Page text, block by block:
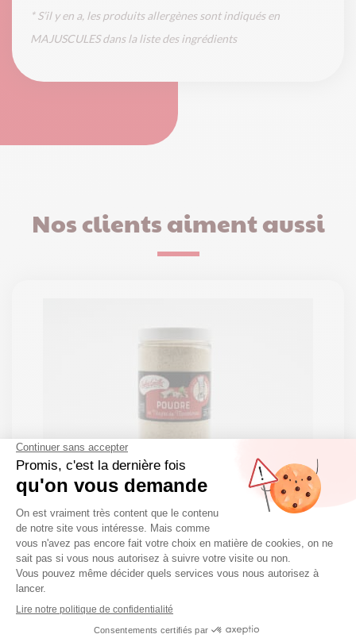
* S’il y en a, les produits allergènes sont indiqués en
MAJUSCULES dans la liste des ingrédients
Nos clients aiment aussi
Poudre de Nougat – Pot 220g
10,40€ 47.27€/kg
8 avis